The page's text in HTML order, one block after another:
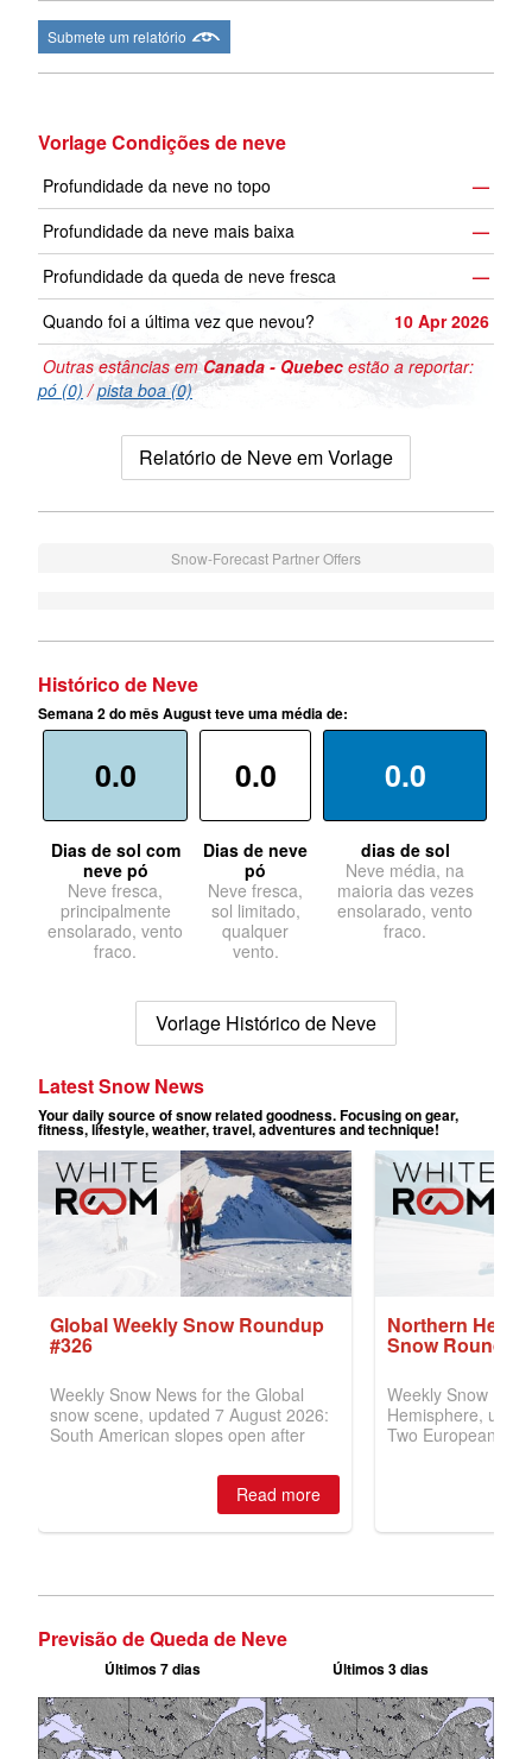
Submete um relatório
Vorlage Condições de neve
Profundidade da neve no topo
—
Profundidade da neve mais baixa
—
Profundidade da queda de neve fresca
—
Quando foi a última vez que nevou?
10 Apr 2026
Outras estâncias emCanada - Quebec estão a reportar:
pó (0) /pista boa (0)
Relatório de Neve em Vorlage
Snow-Forecast Partner Offers
Histórico de Neve
Semana 2 do mês August teve uma média de:
0.0
Dias de sol com
neve pó
Neve fresca,
principalmente
ensolarado, vento
fraco.
0.0
Dias de neve
pó
Neve fresca,
sol limitado,
qualquer
vento.
0.0
dias de sol
Neve média, na
maioria das vezes
ensolarado, vento
fraco.
Vorlage Histórico de Neve
Previsão de Queda de Neve
Últimos 7 dias Últimos 3 dias